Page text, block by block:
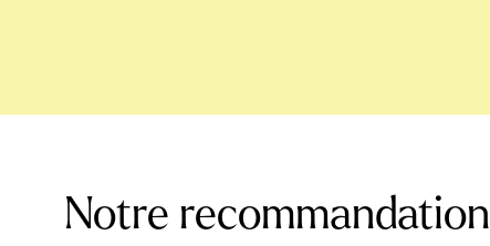
Notre recommandation